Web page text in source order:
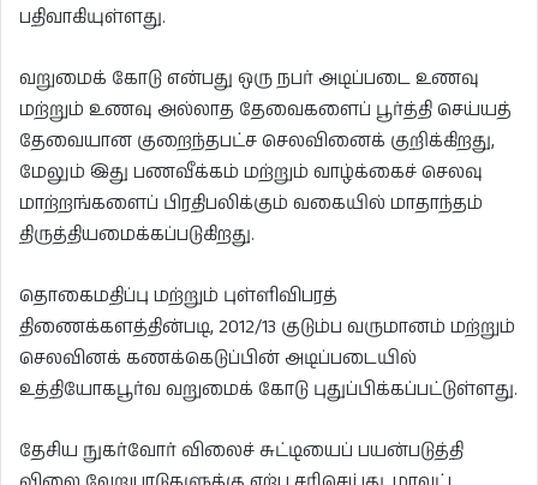
பதிவாகியுள்ளது.
வறுமைக் கோடு என்பது ஒரு நபர் அடிப்படை உணவு
மற்றும் உணவு அல்லாத தேவைகளைப் பூர்த்தி செய்யத்
தேவையான குறைந்தபட்ச செலவினைக் குறிக்கிறது,
மேலும் இது பணவீக்கம் மற்றும் வாழ்க்கைச் செலவு
மாற்றங்களைப் பிரதிபலிக்கும் வகையில் மாதாந்தம்
திருத்தியமைக்கப்படுகிறது.
தொகைமதிப்பு மற்றும் புள்ளிவிபரத்
திணைக்களத்தின்படி, 2012/13 குடும்ப வருமானம் மற்றும்
செலவினக் கணக்கெடுப்பின் அடிப்படையில்
உத்தியோகபூர்வ வறுமைக் கோடு புதுப்பிக்கப்பட்டுள்ளது.
தேசிய நுகர்வோர் விலைச் சுட்டியைப் பயன்படுத்தி